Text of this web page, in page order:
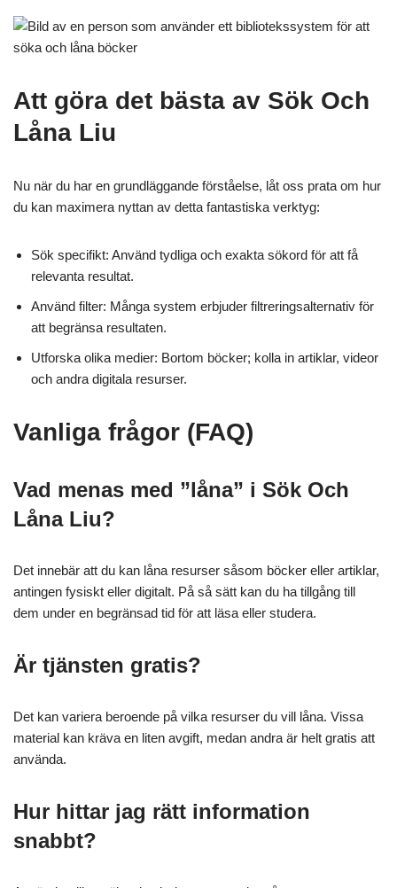
Att göra det bästa av Sök Och
Låna Liu
Nu när du har en grundläggande förståelse, låt oss prata om hur
du kan maximera nyttan av detta fantastiska verktyg:
Sök specifikt: Använd tydliga och exakta sökord för att få
relevanta resultat.
Använd filter: Många system erbjuder filtreringsalternativ för
att begränsa resultaten.
Utforska olika medier: Bortom böcker; kolla in artiklar, videor
och andra digitala resurser.
Vanliga frågor (FAQ)
Vad menas med ”låna” i Sök Och
Låna Liu?
Det innebär att du kan låna resurser såsom böcker eller artiklar,
antingen fysiskt eller digitalt. På så sätt kan du ha tillgång till
dem under en begränsad tid för att läsa eller studera.
Är tjänsten gratis?
Det kan variera beroende på vilka resurser du vill låna. Vissa
material kan kräva en liten avgift, medan andra är helt gratis att
använda.
Hur hittar jag rätt information
snabbt?